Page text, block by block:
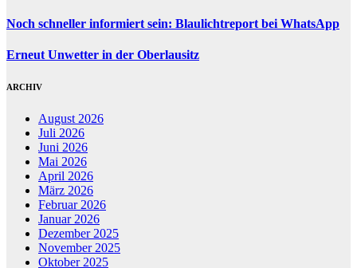
Noch schneller informiert sein: Blaulichtreport bei WhatsApp
Erneut Unwetter in der Oberlausitz
ARCHIV
August 2026
Juli 2026
Juni 2026
Mai 2026
April 2026
März 2026
Februar 2026
Januar 2026
Dezember 2025
November 2025
Oktober 2025